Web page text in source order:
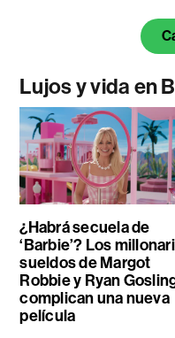
Lujos y vida en
¿Habrá secuela de
‘Barbie’? Los
sueldos de Margot
Robbie y Ryan
complican una nueva
película